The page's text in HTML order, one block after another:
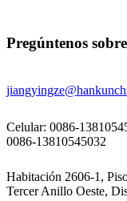
Pregúntenos
Celular: 0086-
0086-13810545032
Habitación 2606-1,
Tercer Anillo Oeste,